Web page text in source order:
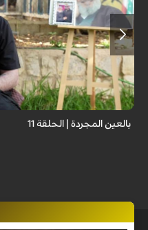
برنامج "بالعين المجردة" هو توثيق
نستمع فيه إلى شهاداتٍ حيّةٍ لأشخاص
ت...
بالعين المجردة | الحلقة 11